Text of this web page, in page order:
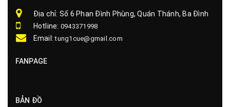
Địa chỉ: Số 6 Phan Đình Phùng, Quán Thánh, Ba Đình
Hotline: 0943371998
Email:tung1cue@gmail.com
FANPAGE
BẢN ĐỒ